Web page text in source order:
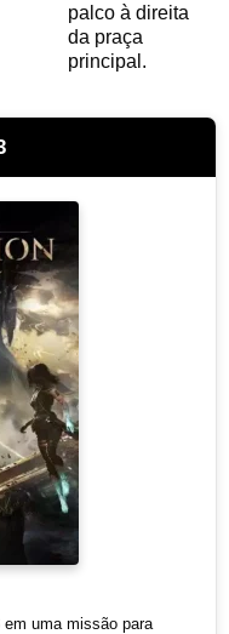
palco à direita
da praça
principal.
uma missão para